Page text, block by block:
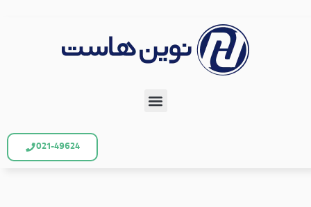
021-49624